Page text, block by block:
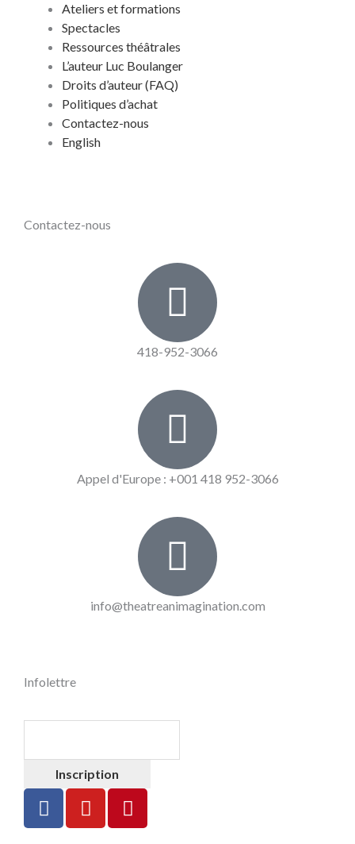
Ateliers et formations
Spectacles
Ressources théâtrales
L’auteur Luc Boulanger
Droits d’auteur (FAQ)
Politiques d’achat
Contactez-nous
English
Contactez-nous
418-952-3066
Appel d'Europe : +001 418 952-3066
info@theatreanimagination.com
Infolettre
Inscription
F
a
Y
o
P
i